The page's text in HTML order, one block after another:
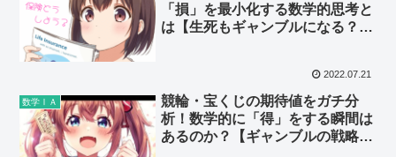
「損」を最小化する数学的思考と
は【生死もギャンブルになる？】
2022.07.21
数学ⅠＡ
競輪・宝くじの期待値をガチ分
析！数学的に「得」をする瞬間は
あるのか？【ギャンブルの戦略っ